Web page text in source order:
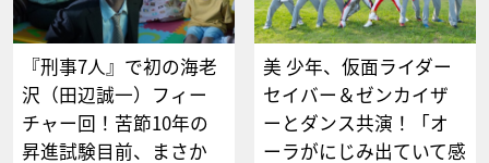
『刑事7人』で初の海老
沢（田辺誠一）フィー
チャー回！苦節10年の
昇進試験目前、まさか
美 少年、仮面ライダー
セイバー＆ゼンカイザ
ーとダンス共演！「オ
ーラがにじみ出ていて感